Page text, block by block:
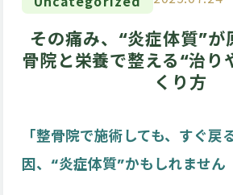
その痛み、“炎症体質”が
骨院と栄養で整える“治り
くり方
「整骨院で施術しても、すぐ戻
因、“炎症体質”かもしれません